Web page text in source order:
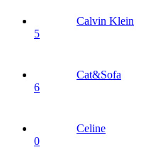
Calvin Klein
5
Cat&Sofa
6
Celine
0